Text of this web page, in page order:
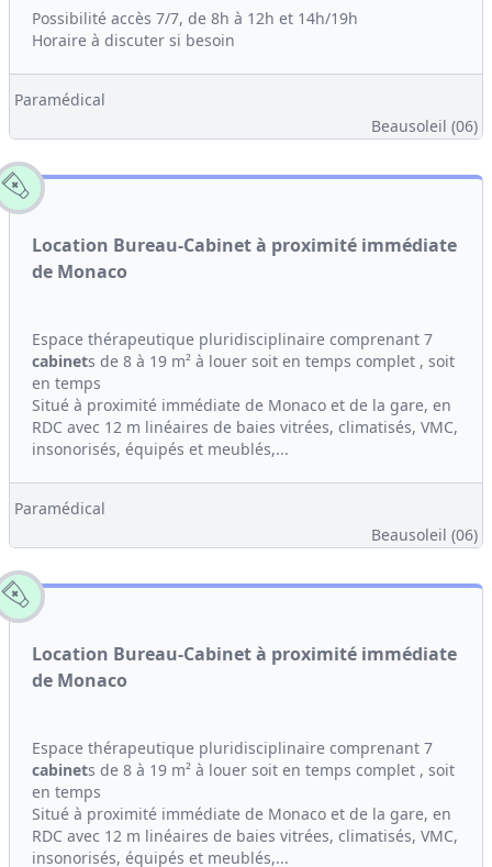
Possibilité accès 7/7, de 8h à 12h et 14h/19h
Horaire à discuter si besoin
Paramédical
Beausoleil (06)
Location Bureau-Cabinet à proximité immédiate
de Monaco
Espace thérapeutique pluridisciplinaire comprenant 7
cabinets de 8 à 19 m² à louer soit en temps complet , soit
en temps
Situé à proximité immédiate de Monaco et de la gare, en
RDC avec 12 m linéaires de baies vitrées, climatisés, VMC,
insonorisés, équipés et meublés,...
Paramédical
Beausoleil (06)
Location Bureau-Cabinet à proximité immédiate
de Monaco
Espace thérapeutique pluridisciplinaire comprenant 7
cabinets de 8 à 19 m² à louer soit en temps complet , soit
en temps
Situé à proximité immédiate de Monaco et de la gare, en
RDC avec 12 m linéaires de baies vitrées, climatisés, VMC,
insonorisés, équipés et meublés,...